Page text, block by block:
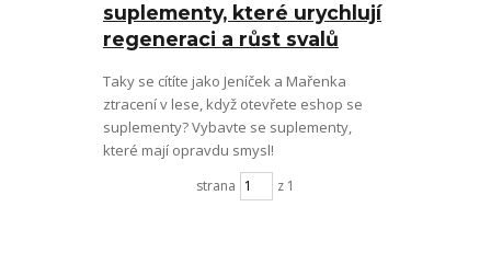
suplementy, které urychlují
regeneraci a růst svalů
Taky se cítíte jako Jeníček a Mařenka
ztracení v lese, když otevřete eshop se
suplementy? Vybavte se suplementy,
které mají opravdu smysl!
strana z 1